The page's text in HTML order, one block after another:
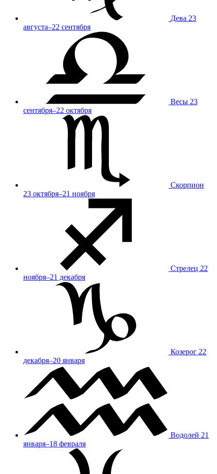
Дева 23
августа–22 сентября
Весы 23
сентября–22 октября
Скорпион
23 октября–21 ноября
Стрелец 22
ноября–21 декабря
Козерог 22
декабря–20 января
Водолей 21
января–18 февраля